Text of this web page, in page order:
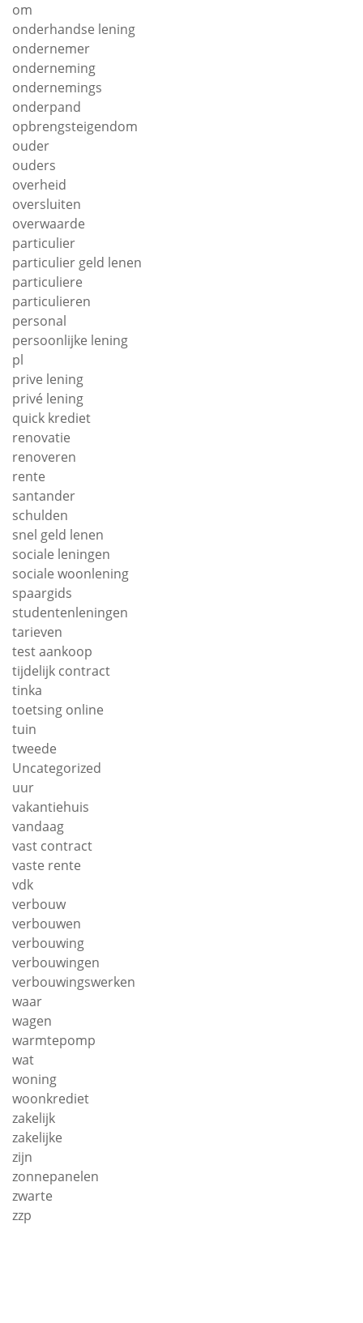
om
onderhandse lening
ondernemer
onderneming
ondernemings
onderpand
opbrengsteigendom
ouder
ouders
overheid
oversluiten
overwaarde
particulier
particulier geld lenen
particuliere
particulieren
personal
persoonlijke lening
pl
prive lening
privé lening
quick krediet
renovatie
renoveren
rente
santander
schulden
snel geld lenen
sociale leningen
sociale woonlening
spaargids
studentenleningen
tarieven
test aankoop
tijdelijk contract
tinka
toetsing online
tuin
tweede
Uncategorized
uur
vakantiehuis
vandaag
vast contract
vaste rente
vdk
verbouw
verbouwen
verbouwing
verbouwingen
verbouwingswerken
waar
wagen
warmtepomp
wat
woning
woonkrediet
zakelijk
zakelijke
zijn
zonnepanelen
zwarte
zzp